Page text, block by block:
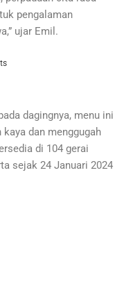
pengalaman
ujar Emil.
dagingnya, menu ini
dan menggugah
di 104 gerai
sejak 24 Januari 2024